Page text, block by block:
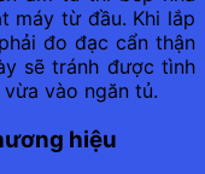
máy từ đầu. Khi lắp
đo đạc cẩn thận
sẽ tránh được tình
vào ngăn tủ.
hiệu